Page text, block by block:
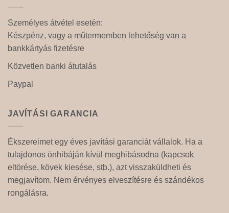
Személyes átvétel esetén:
Készpénz, vagy a műtermemben lehetőség van a
bankkártyás fizetésre
Közvetlen banki átutalás
Paypal
JAVÍTÁSI GARANCIA
Ékszereimet egy éves javítási garanciát vállalok. Ha a
tulajdonos önhibáján kívül meghibásodna (kapcsok
eltörése, kövek kiesése, stb.), azt visszaküldheti és
megjavítom. Nem érvényes elveszítésre és szándékos
rongálásra.